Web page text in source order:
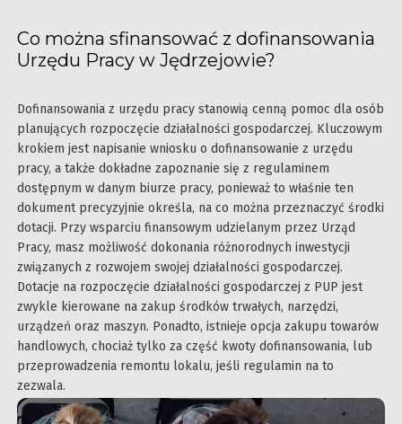
Co można sfinansować z dofinansowania
Urzędu Pracy w Jędrzejowie?
Dofinansowania z urzędu pracy stanowią cenną pomoc dla osób
planujących rozpoczęcie działalności gospodarczej. Kluczowym
krokiem jest napisanie wniosku o dofinansowanie z urzędu
pracy, a także dokładne zapoznanie się z regulaminem
dostępnym w danym biurze pracy, ponieważ to właśnie ten
dokument precyzyjnie określa, na co można przeznaczyć środki
dotacji. Przy wsparciu finansowym udzielanym przez Urząd
Pracy, masz możliwość dokonania różnorodnych inwestycji
związanych z rozwojem swojej działalności gospodarczej.
Dotacje na rozpoczęcie działalności gospodarczej z PUP jest
zwykle kierowane na zakup środków trwałych, narzędzi,
urządzeń oraz maszyn. Ponadto, istnieje opcja zakupu towarów
handlowych, chociaż tylko za część kwoty dofinansowania, lub
przeprowadzenia remontu lokalu, jeśli regulamin na to
zezwala.